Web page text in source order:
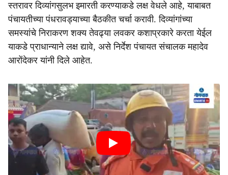
स्तरावर दिव्यांगसुलभ इमारती करण्याकडे लक्ष वेधले आहे, याबाबत
पंचायतीच्या पंधरावड्याच्या बैठकीत चर्चा करावी. दिव्यांगांच्या
समस्यांचे निराकरण शक्य तेवढ्या लवकर कशाप्रकारे करता येईल
याकडे प्राधान्याने लक्ष द्यावे, असे निर्देश पंचायत संचालक महादेव
आरोंदेकर यांनी दिले आहेत.